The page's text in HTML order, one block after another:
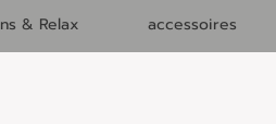
& Relax accessoires